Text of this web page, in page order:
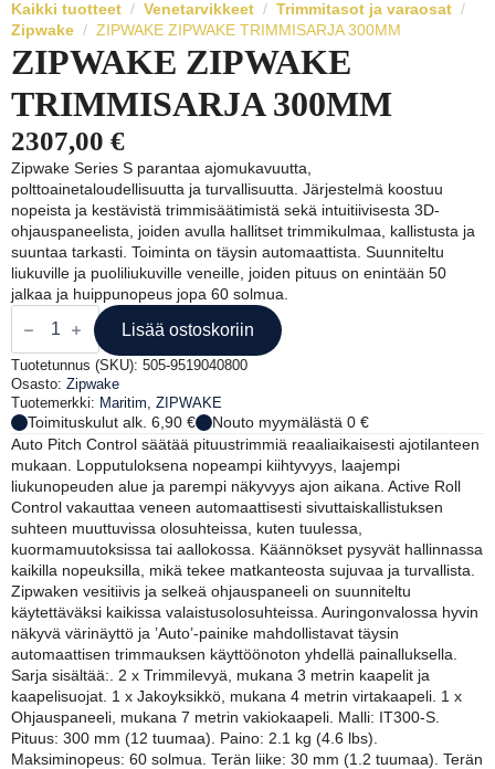
Kaikki tuotteet Venetarvikkeet
Trimmitasot ja varaosat
Zipwake
ZIPWAKE ZIPWAKE TRIMMISARJA 300MM
ZIPWAKE ZIPWAKE
TRIMMISARJA 300MM
2307,00 €
Zipwake Series S parantaa ajomukavuutta,
polttoainetaloudellisuutta ja turvallisuutta. Järjestelmä koostuu
nopeista ja kestävistä trimmisäätimistä sekä intuitiivisesta 3D-
ohjauspaneelista, joiden avulla hallitset trimmikulmaa, kallistusta ja
suuntaa tarkasti. Toiminta on täysin automaattista. Suunniteltu
liukuville ja puoliliukuville veneille, joiden pituus on enintään 50
jalkaa ja huippunopeus jopa 60 solmua.
ZIPWAKE
ZIPWAKE
TRIMMISARJA
300MM
määrä
Lisää ostoskoriin
Tuotetunnus (SKU): 505-9519040800
Osasto: Zipwake
Tuotemerkki: Maritim ZIPWAKE
Toimituskulut alk. 6,90 €
Nouto myymälästä 0 €
Auto Pitch Control säätää pituustrimmiä reaaliaikaisesti ajotilanteen
mukaan. Lopputuloksena nopeampi kiihtyvyys, laajempi
liukunopeuden alue ja parempi näkyvyys ajon aikana. Active Roll
Control vakauttaa veneen automaattisesti sivuttaiskallistuksen
suhteen muuttuvissa olosuhteissa, kuten tuulessa,
kuormamuutoksissa tai aallokossa. Käännökset pysyvät hallinnassa
kaikilla nopeuksilla, mikä tekee matkanteosta sujuvaa ja turvallista.
Zipwaken vesitiivis ja selkeä ohjauspaneeli on suunniteltu
käytettäväksi kaikissa valaistusolosuhteissa. Auringonvalossa hyvin
näkyvä värinäyttö ja ’Auto’-painike mahdollistavat täysin
automaattisen trimmauksen käyttöönoton yhdellä painalluksella.
Sarja sisältää:. 2 x Trimmilevyä, mukana 3 metrin kaapelit ja
kaapelisuojat. 1 x Jakoyksikkö, mukana 4 metrin virtakaapeli. 1 x
Ohjauspaneeli, mukana 7 metrin vakiokaapeli. Malli: IT300-S.
Pituus: 300 mm (12 tuumaa). Paino: 2.1 kg (4.6 lbs).
Maksiminopeus: 60 solmua. Terän liike: 30 mm (1.2 tuumaa). Terän